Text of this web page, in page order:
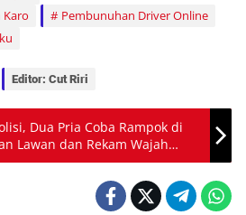
Karo
Pembunuhan Driver Online
Editor: Cut Riri
Dua Pria Coba Rampok di
Lawan dan Rekam Wajah